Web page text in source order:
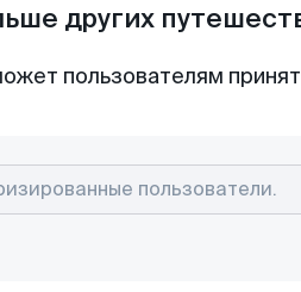
других
пользователям